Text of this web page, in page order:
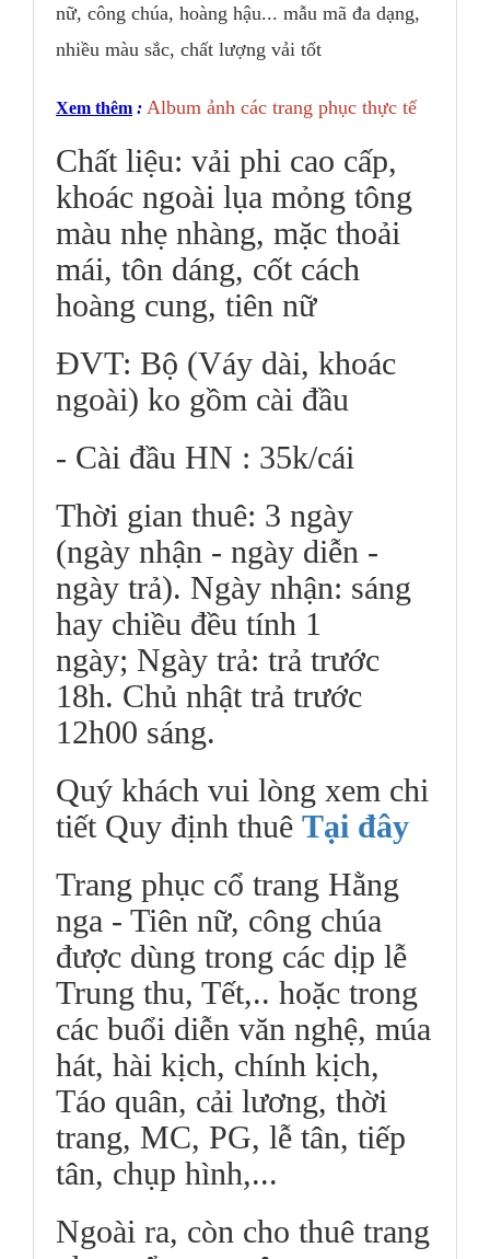
nữ, công chúa, hoàng hậu... mẫu mã đa dạng,
nhiều màu sắc, chất lượng vải tốt
Xem thêm : Album ảnh các trang phục thực tế
Chất liệu: vải phi cao cấp,
khoác ngoài lụa mỏng tông
màu nhẹ nhàng, mặc thoải
mái, tôn dáng, cốt cách
hoàng cung, tiên nữ
ĐVT: Bộ (Váy dài, khoác
ngoài) ko gồm cài đầu
- Cài đầu HN : 35k/cái
Thời gian thuê: 3 ngày
(ngày nhận - ngày diễn -
ngày trả). Ngày nhận: sáng
hay chiều đều tính 1
ngày; Ngày trả: trả trước
18h. Chủ nhật trả trước
12h00 sáng.
Quý khách vui lòng xem chi
tiết Quy định thuê Tại đây
Trang phục cổ trang Hằng
nga - Tiên nữ, công chúa
được dùng trong các dịp lễ
Trung thu, Tết,.. hoặc trong
các buổi diễn văn nghệ, múa
hát, hài kịch, chính kịch,
Táo quân, cải lương, thời
trang, MC, PG, lễ tân, tiếp
tân, chụp hình,...
Ngoài ra, còn cho thuê trang